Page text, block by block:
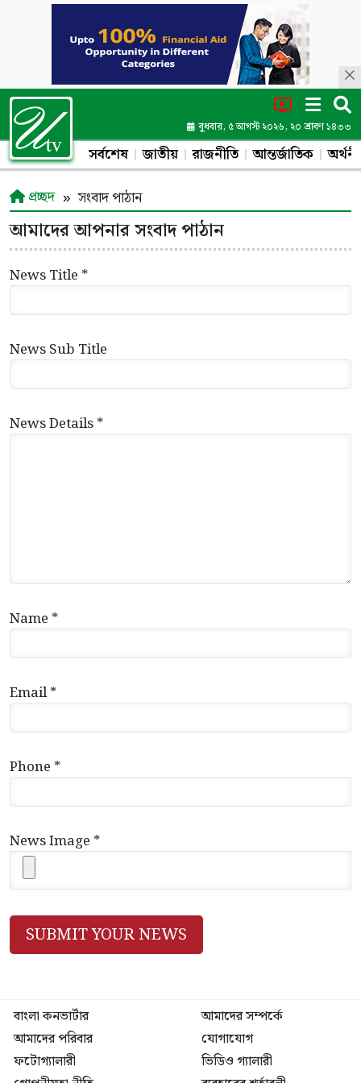
বুধবার, ৫ আগস্ট ২০২৬, ২০ শ্রাবণ ১৪৩৩
সর্বশেষ জাতীয় রাজনীতি আন্তর্জাতিক
প্রচ্ছদ
সংবাদ পাঠান
আমাদের আপনার সংবাদ পাঠান
News Title *
News Sub Title
News Details *
Name *
Email *
Phone *
News Image *
বাংলা কনভার্টার
আমাদের সম্পর্কে
আমাদের পরিবার
যোগাযোগ
ফটোগ্যালারী
ভিডিও গ্যালারী